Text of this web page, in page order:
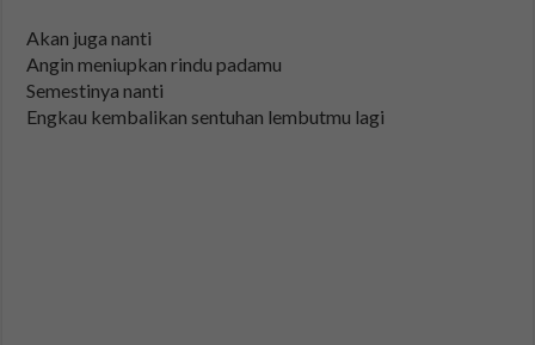
Akan juga nanti
Angin meniupkan rindu padamu
Semestinya nanti
Engkau kembalikan sentuhan lembutmu lagi